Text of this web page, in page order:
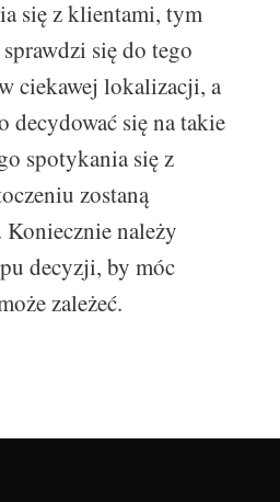
się z klientami, tym
się do tego
ciekawej lokalizacji, a
decydować się na takie
spotykania się z
zostaną
Koniecznie należy
decyzji, by móc
zależeć.